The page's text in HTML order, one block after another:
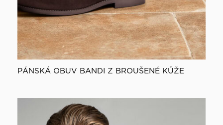
PÁNSKÁ OBUV BANDI Z BROUŠENÉ KŮŽE